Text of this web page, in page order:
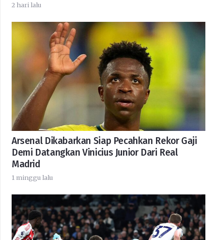
2 hari lalu
Arsenal Dikabarkan Siap Pecahkan Rekor Gaji
Demi Datangkan Vinicius Junior Dari Real
Madrid
1 minggu lalu